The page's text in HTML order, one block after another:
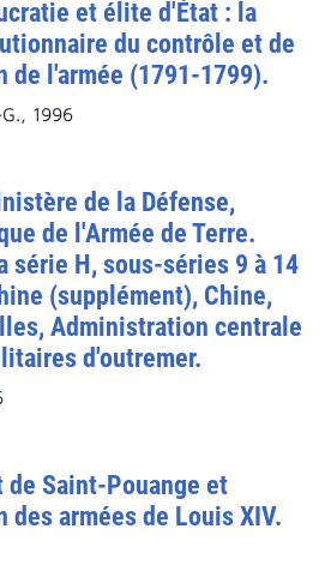
et élite d'État : la
du contrôle et de
de l'armée (1791-1799).
1996
de la Défense,
de l'Armée de Terre.
série H, sous-séries 9 à 14
(supplément), Chine,
Administration centrale
d'outremer.
Saint-Pouange et
des armées de Louis XIV.